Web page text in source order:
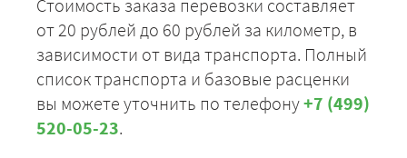
Стоимость заказа перевозки составляет
от 20 рублей до 60 рублей за километр, в
зависимости от вида транспорта. Полный
список транспорта и базовые расценки
вы можете уточнить по телефону+7 (499)
520-05-23.